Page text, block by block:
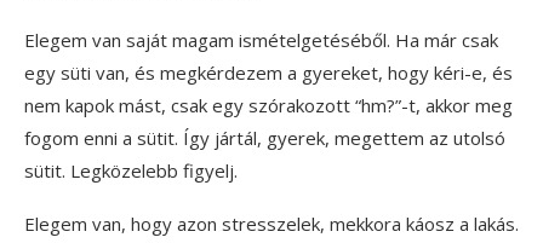
Elegem van saját magam ismételgetéséből. Ha már csak
egy süti van, és megkérdezem a gyereket, hogy kéri-e, és
nem kapok mást, csak egy szórakozott “hm?”-t, akkor meg
fogom enni a sütit. Így jártál, gyerek, megettem az utolsó
sütit. Legközelebb figyelj.
Elegem van, hogy azon stresszelek, mekkora káosz a lakás.